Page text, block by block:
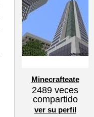
Minecrafteate
2489 veces
compartido
ver su perfil